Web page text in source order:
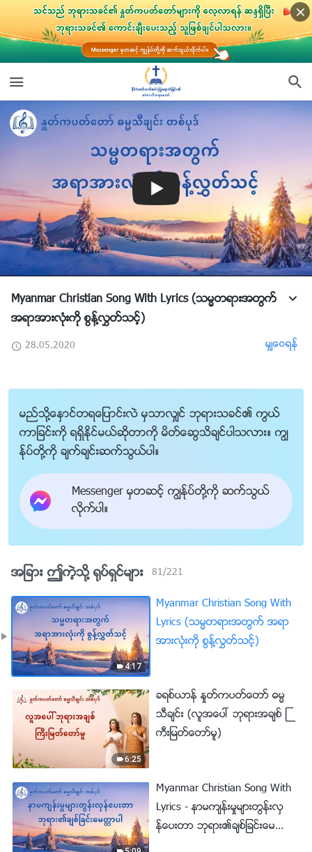
Myanmar Christian Song With Lyrics (သမၼတရားအတြက္
အရာအားလုံးကို စြန႔္လႊတ္သင့္)
28.05.2020 မွ်ေဝရန္
မည္သို႔ေႏွာင္တရေျပာင္းလဲ မွသာလွ်င္ ဘုရားသခင္၏ ကြယ္
ကာျခင္းကို ရရွိႏိုင္မယ္ဆိုတာကို မိတ္ေဆြသိခ်င္ပါသလား။ ကြၽ
န္ုပ္တို႔ကို ခ်က္ခ်င္းဆက္သြယ္ပါ။
Messenger မွတဆင့္ ကြၽန္ုပ္တို႔ကို ဆက္သြယ္
လိုက္ပါ။
အျခား ဤကဲ့သို႔ ႐ုပ္ရွင္မ်ား 81/221
4:17
Myanmar Christian Song With
Lyrics (သမၼတရားအတြက္ အရာ
အားလုံးကို စြန႔္လႊတ္သင့္)
6:25
ခရစ္ယာန္ ႏႈတ္ကပတ္ေတာ္ ဓမၼ
သီခ်င္း (လူအေပၚ ဘုရားအခ်စ္ ႀ
ကီးျမတ္ေတာ္မူ)
Myanmar Christian Song With
Lyrics - နာမက်န္းမႈမ်ားတြန္းလွ
န္ေပးတာ ဘုရား၏ခ်စ္ျခင္းေမတၱာ